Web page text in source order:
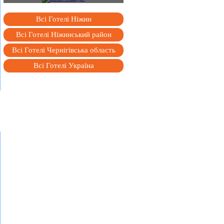
Всі Готелі Ніжин
Всі Готелі Ніжинський район
Всі Готелі Чернігівська область
Всі Готелі Україна